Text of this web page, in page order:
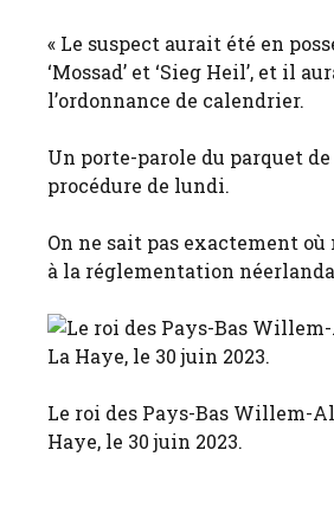
« Le suspect aurait été en
‘Mossad’ et ‘Sieg Heil’, et il
l’ordonnance de calendrier.
Un porte-parole du parquet
procédure de lundi.
On ne sait pas exactement
à la réglementation
Le roi des Pays-Bas Willem-
Haye, le 30 juin 2023.